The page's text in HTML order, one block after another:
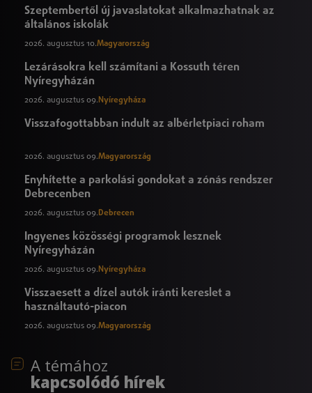
Szeptembertől új javaslatokat alkalmazhatnak az
általános iskolák
2026. augusztus 10.Magyarország
Lezárásokra kell számítani a Kossuth téren
Nyíregyházán
2026. augusztus 09. Nyíregyháza
Visszafogottabban indult az albérletpiaci roham
2026. augusztus 09.Magyarország
Enyhítette a parkolási gondokat a zónás rendszer
Debrecenben
2026. augusztus 09.Debrecen
Ingyenes közösségi programok lesznek
Nyíregyházán
2026. augusztus 09. Nyíregyháza
Visszaesett a dízel autók iránti kereslet a
használtautó-piacon
2026. augusztus 09.Magyarország
A témához
kapcsolódó hírek